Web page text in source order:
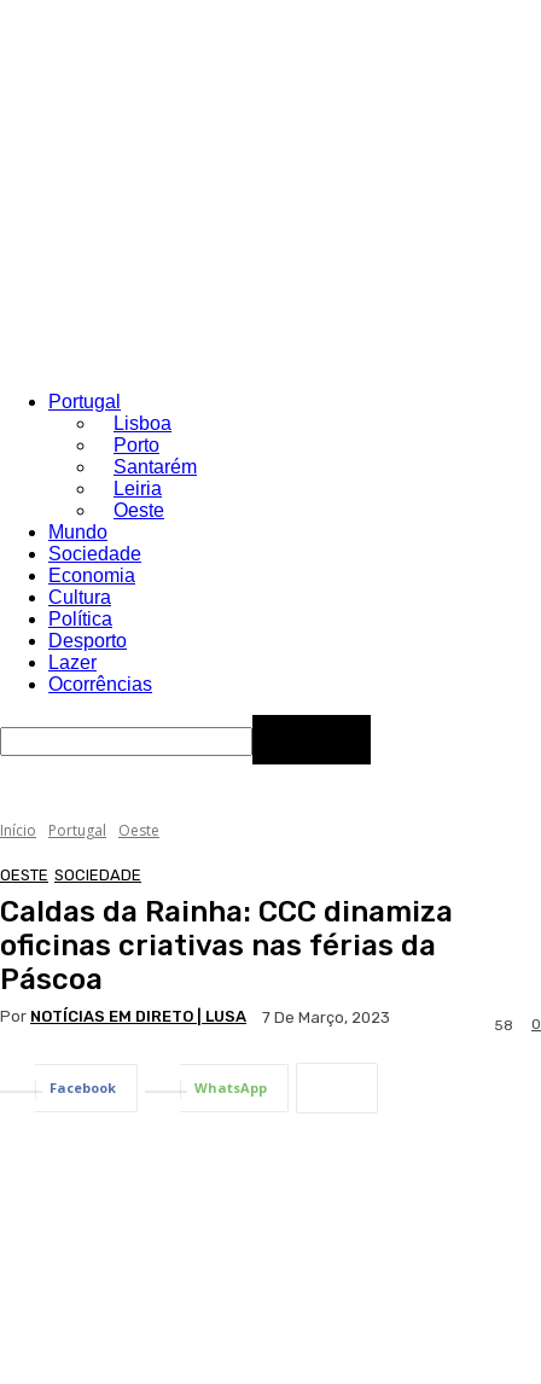
Portugal
Lisboa
Porto
Santarém
Leiria
Oeste
Mundo
Sociedade
Economia
Cultura
Política
Desporto
Lazer
Ocorrências
Início Portugal Oeste
OESTE SOCIEDADE
Caldas da Rainha: CCC dinamiza
oficinas criativas nas férias da
Páscoa
Por NOTÍCIAS EM DIRETO | LUSA 7 De Março, 2023 0
58
Facebook WhatsApp